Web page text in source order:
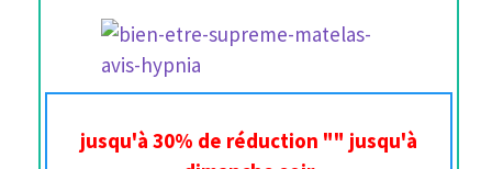
jusqu'à 30% de réduction "" jusqu'à